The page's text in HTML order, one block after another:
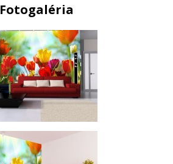
Fotogaléria